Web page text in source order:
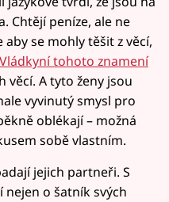
Chtějí peníze, ale ne
se mohly těšit z věcí,
Vládkyní tohoto znamení
věcí. A tyto ženy jsou
vyvinutý smysl pro
oblékají – možná
sobě vlastním.
jejich partneři. S
nejen o šatník svých